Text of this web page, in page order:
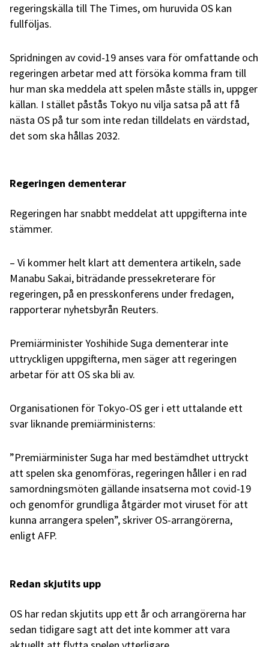
regeringskälla till The Times, om huruvida OS kan
fullföljas.
Spridningen av covid-19 anses vara för omfattande och
regeringen arbetar med att försöka komma fram till
hur man ska meddela att spelen måste ställs in, uppger
källan. I stället påstås Tokyo nu vilja satsa på att få
nästa OS på tur som inte redan tilldelats en värdstad,
det som ska hållas 2032.
Regeringen dementerar
Regeringen har snabbt meddelat att uppgifterna inte
stämmer.
– Vi kommer helt klart att dementera artikeln, sade
Manabu Sakai, biträdande pressekreterare för
regeringen, på en presskonferens under fredagen,
rapporterar nyhetsbyrån Reuters.
Premiärminister Yoshihide Suga dementerar inte
uttryckligen uppgifterna, men säger att regeringen
arbetar för att OS ska bli av.
Organisationen för Tokyo-OS ger i ett uttalande ett
svar liknande premiärministerns:
”Premiärminister Suga har med bestämdhet uttryckt
att spelen ska genomföras, regeringen håller i en rad
samordningsmöten gällande insatserna mot covid-19
och genomför grundliga åtgärder mot viruset för att
kunna arrangera spelen”, skriver OS-arrangörerna,
enligt AFP.
Redan skjutits upp
OS har redan skjutits upp ett år och arrangörerna har
sedan tidigare sagt att det inte kommer att vara